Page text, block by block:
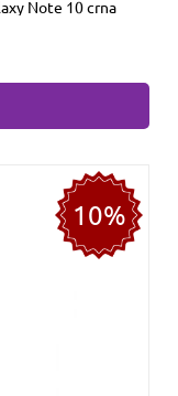
Note 10 crna
10%